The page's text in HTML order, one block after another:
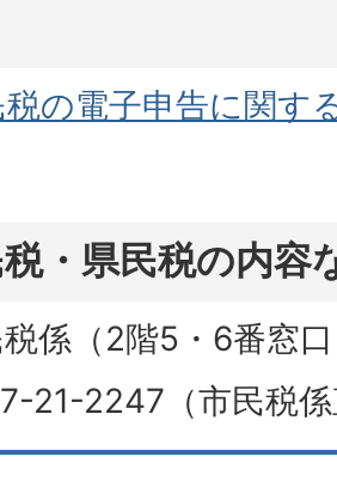
の電子申告に関す
・県民税の内容
係（2階5・6番窓
21-2247（市民税